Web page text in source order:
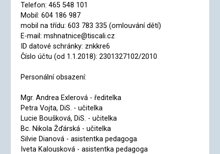
Telefon: 465 548 101
Mobil: 604 186 987
mobil na třídu: 603 783 335 (omlouvání dětí)
E-mail: mshnatnice@tiscali.cz
ID datové schránky: znkkre6
Číslo účtu (od 1.1.2018): 2301327102/2010
Personální obsazení:
Mgr. Andrea Exlerová - ředitelka
Petra Vojta, DiS. - učitelka
Lucie Boušková, DiS. - učitelka
Bc. Nikola Žďárská - učitelka
Silvie Dianová - asistentka pedagoga
Iveta Kalousková - asistentka pedagoga